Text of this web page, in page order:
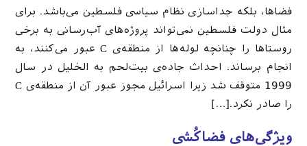
فضاها، بلکه جداسازی نظام سیاسی فلسطین می‌باشد. برای
مثال دولت فلسطین نمی‌تواند پروژه‌های آب‌رسانی به برخی
روستاها را چنانچه لوله‌ها از منطقه‌ی C عبور می‌کنند، به
انجام برساند. احداث جاده‌ی بیت‌لحم به الخلیل در سال
1999 متوقف شد زیرا اسرائیل مجوز عبور آن از منطقه‌ی C
را صادر نکرد.[…]
ویژگی‌های فضاکُشی